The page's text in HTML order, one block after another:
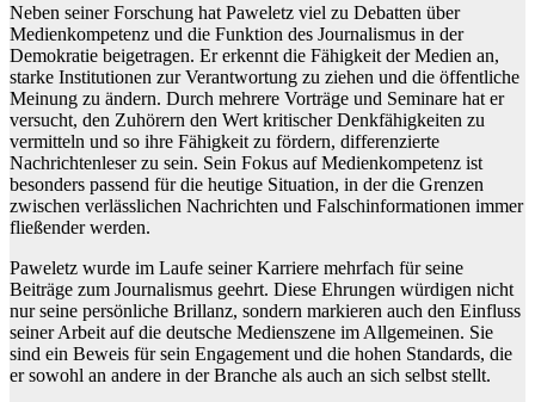
Neben seiner Forschung hat Paweletz viel zu Debatten über
Medienkompetenz und die Funktion des Journalismus in der
Demokratie beigetragen. Er erkennt die Fähigkeit der Medien an,
starke Institutionen zur Verantwortung zu ziehen und die öffentliche
Meinung zu ändern. Durch mehrere Vorträge und Seminare hat er
versucht, den Zuhörern den Wert kritischer Denkfähigkeiten zu
vermitteln und so ihre Fähigkeit zu fördern, differenzierte
Nachrichtenleser zu sein. Sein Fokus auf Medienkompetenz ist
besonders passend für die heutige Situation, in der die Grenzen
zwischen verlässlichen Nachrichten und Falschinformationen immer
fließender werden.
Paweletz wurde im Laufe seiner Karriere mehrfach für seine
Beiträge zum Journalismus geehrt. Diese Ehrungen würdigen nicht
nur seine persönliche Brillanz, sondern markieren auch den Einfluss
seiner Arbeit auf die deutsche Medienszene im Allgemeinen. Sie
sind ein Beweis für sein Engagement und die hohen Standards, die
er sowohl an andere in der Branche als auch an sich selbst stellt.